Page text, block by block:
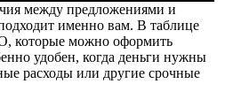
между предложениями и
именно вам. В таблице
которые можно оформить
удобен, когда деньги нужны
расходы или другие срочные